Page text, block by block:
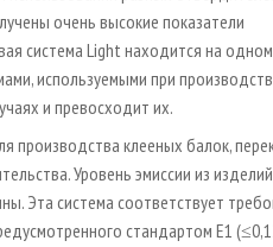
очень высокие показатели
система Light находится на одном
используемыми при
и превосходит их.
производства клееных балок,
Уровень эмиссии из
Эта система соответствует
стандартом E1